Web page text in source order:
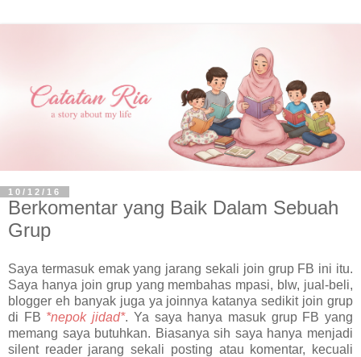
10/12/16
Berkomentar yang Baik Dalam Sebuah
Grup
Saya termasuk emak yang jarang sekali join grup FB ini itu.
Saya hanya join grup yang membahas mpasi, blw, jual-beli,
blogger eh banyak juga ya joinnya katanya sedikit join grup
di FB *nepok jidad*. Ya saya hanya masuk grup FB yang
memang saya butuhkan. Biasanya sih saya hanya menjadi
silent reader jarang sekali posting atau komentar, kecuali